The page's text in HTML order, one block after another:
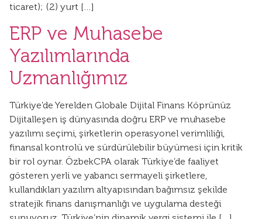
ticaret); (2) yurt […]
ERP ve Muhasebe
Yazılımlarında
Uzmanlığımız
Türkiye’de Yerelden Globale Dijital Finans Köprünüz
Dijitalleşen iş dünyasında doğru ERP ve muhasebe
yazılımı seçimi, şirketlerin operasyonel verimliliği,
finansal kontrolü ve sürdürülebilir büyümesi için kritik
bir rol oynar. ÖzbekCPA olarak Türkiye’de faaliyet
gösteren yerli ve yabancı sermayeli şirketlere,
kullandıkları yazılım altyapısından bağımsız şekilde
stratejik finans danışmanlığı ve uygulama desteği